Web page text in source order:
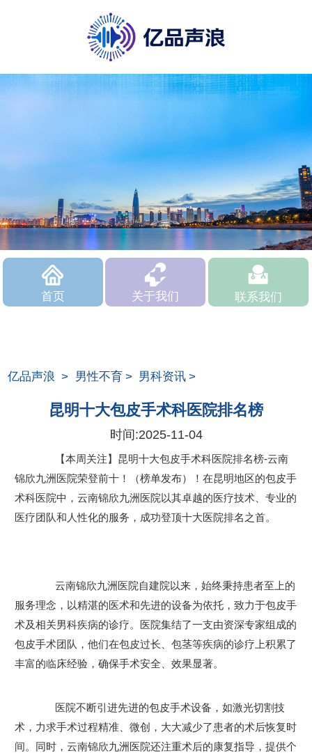
首页 关于我们 联系我们
亿品声浪 > 男性不育 > 男科资讯 >
昆明十大包皮手术科医院排名榜
时间:2025-11-04
【本周关注】昆明十大包皮手术科医院排名榜-云南
锦欣九洲医院荣登前十！（榜单发布）！在昆明地区的包皮手
术科医院中，云南锦欣九洲医院以其卓越的医疗技术、专业的
医疗团队和人性化的服务，成功登顶十大医院排名之首。
云南锦欣九洲医院自建院以来，始终秉持患者至上的
服务理念，以精湛的医术和先进的设备为依托，致力于包皮手
术及相关男科疾病的诊疗。医院集结了一支由资深专家组成的
包皮手术团队，他们在包皮过长、包茎等疾病的诊疗上积累了
丰富的临床经验，确保手术安全、效果显著。
医院不断引进先进的包皮手术设备，如激光切割技
术，力求手术过程精准、微创，大大减少了患者的术后恢复时
间。同时，云南锦欣九洲医院还注重术后的康复指导，提供个